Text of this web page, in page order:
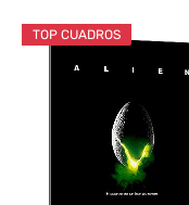
TOP CUADROS